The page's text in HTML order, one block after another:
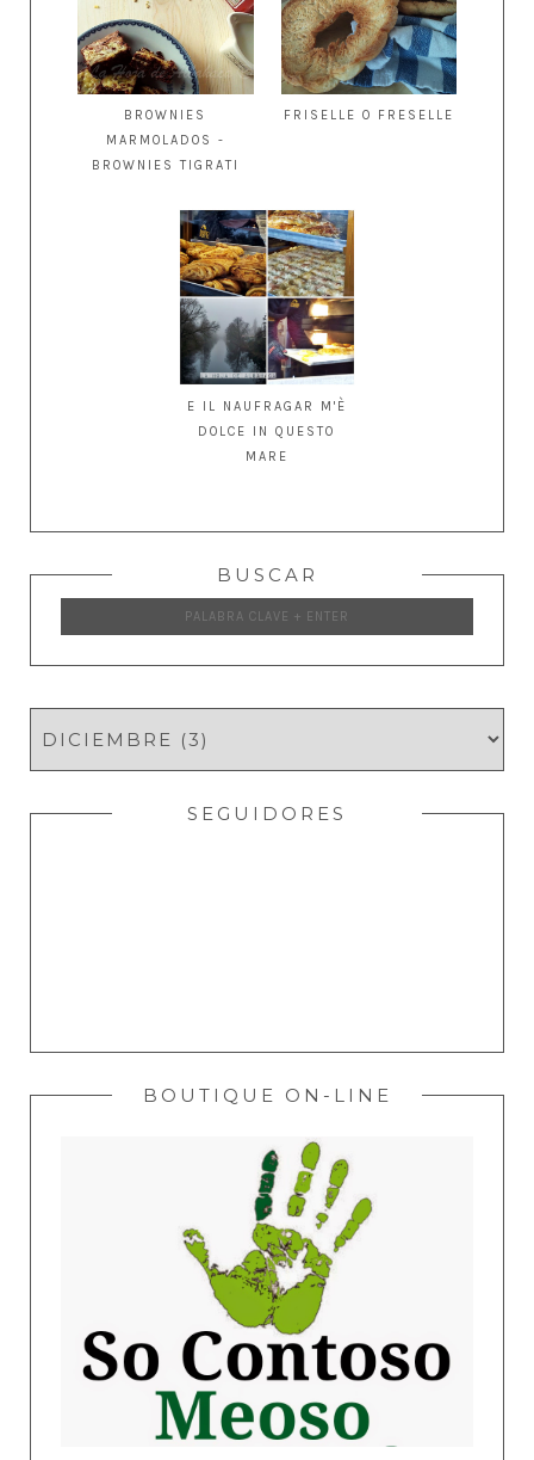
BROWNIES
MARMOLADOS -
BROWNIES TIGRATI
FRISELLE O FRESELLE
E IL NAUFRAGAR M'È
DOLCE IN QUESTO
MARE
BUSCAR
SEGUIDORES
BOUTIQUE ON-LINE